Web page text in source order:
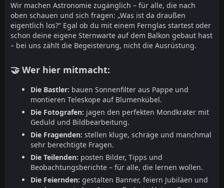
Wir machen Astronomie zugänglich – für alle, die nach
oben schauen und sich fragen: „Was ist da draußen
eigentlich los?“ Egal ob du mit einem Fernglas startest oder
schon deine eigene Sternwarte auf dem Balkon gebaut hast
– bei uns zählt die Begeisterung, nicht die Ausrüstung.
🤝 Wer hier mitmacht:
Die Bastler: bauen Sonnenfilter aus Pappe und
montieren Teleskope auf Blumenkübel.
Die Fotografen: jagen den perfekten Mondkrater mit
Geduld und Bildbearbeitung.
Die Fragenden: stellen kluge, schräge und manchmal
sehr berechtigte Fragen.
Die Teilenden: posten Bilder, Tipps und
Beobachtungsberichte – für alle, die lernen wollen.
Die Feiernden: gestalten Banner, feiern Jubiläen und